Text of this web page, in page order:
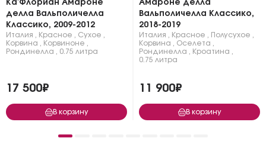
Ка'Флориан Амароне
делла Вальполичелла
Классико, 2009-2012
Италия Красное Сухое
Корвина
Корвиноне
Рондинелла
0.75 литра
17 500₽
В корзину
Амароне делла
Вальполичелла Классико,
2018-2019
Италия Красное Полусухое
Корвина
Оселета
Рондинелла
Кроатина
0.75 литра
11 900₽
В корзину